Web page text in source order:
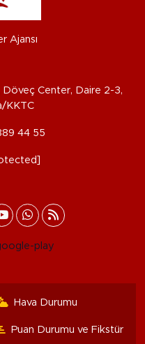
Ajansı
Döveç Center, Daire 2-3,
KKTC
44 55
Hava Durumu
Puan Durumu ve Fikstür